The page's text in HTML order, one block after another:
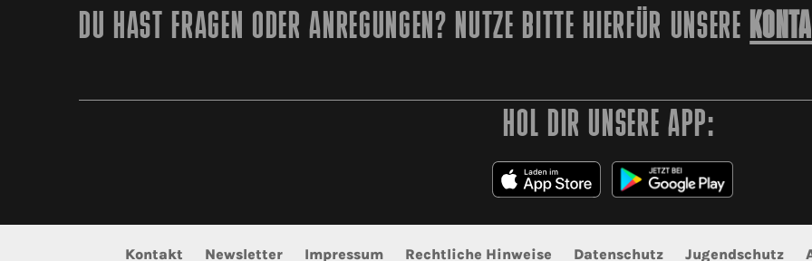
DU HAST FRAGEN ODER ANREGUNGEN? NUTZE BITTE HIERFÜR UNSERE
HOL DIR UNSERE APP:
Kontakt Newsletter Impressum Rechtliche Hinweise Datenschutz Jugendschutz